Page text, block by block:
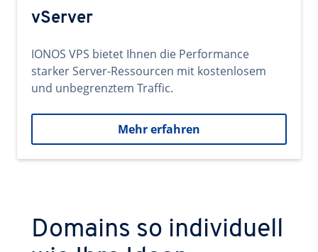
vServer
IONOS VPS bietet Ihnen die Performance
starker Server-Ressourcen mit kostenlosem
und unbegrenztem Traffic.
Mehr erfahren
Domains so individuell